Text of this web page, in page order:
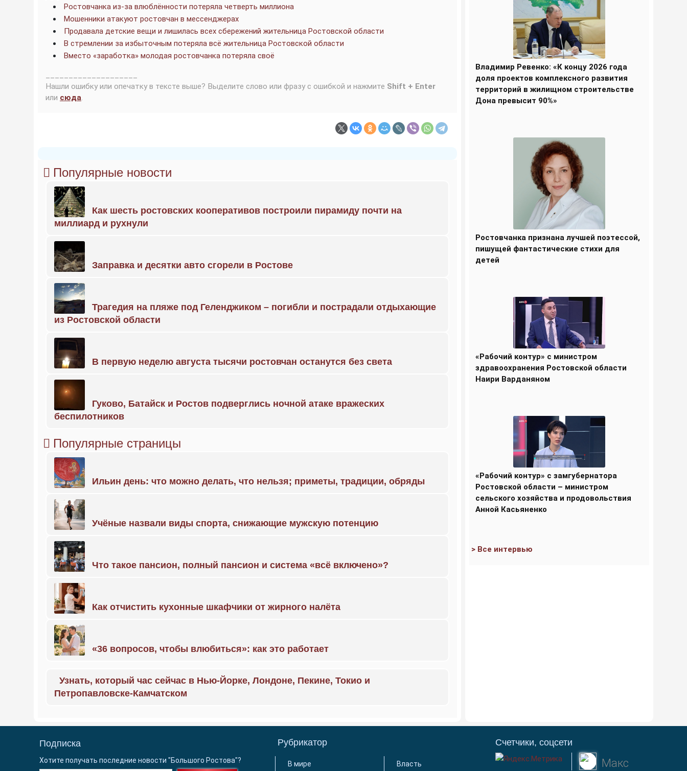
Ростовчанка из-за влюблённости потеряла четверть миллиона
Мошенники атакуют ростовчан в мессенджерах
Продавала детские вещи и лишилась всех сбережений жительница Ростовской области
В стремлении за избыточным потеряла всё жительница Ростовской области
Вместо «заработка» молодая ростовчанка потеряла своё
Нашли ошибку или опечатку в тексте выше? Выделите слово или фразу с ошибкой и нажмите Shift + Enter
или сюда.
Популярные новости
Как шесть ростовских кооперативов построили пирамиду почти на
миллиард и рухнули
Заправка и десятки авто сгорели в Ростове
Трагедия на пляже под Геленджиком – погибли и пострадали отдыхающие
из Ростовской области
В первую неделю августа тысячи ростовчан останутся без света
Гуково, Батайск и Ростов подверглись ночной атаке вражеских
беспилотников
Популярные страницы
Ильин день: что можно делать, что нельзя; приметы, традиции, обряды
Учёные назвали виды спорта, снижающие мужскую потенцию
Что такое пансион, полный пансион и система «всё включено»?
Как отчистить кухонные шкафчики от жирного налёта
«36 вопросов, чтобы влюбиться»: как это работает
Узнать, который час сейчас в Нью-Йорке, Лондоне, Пекине, Токио и
Петропавловске-Камчатском
Владимир Ревенко: «К концу 2026 года
доля проектов комплексного развития
территорий в жилищном строительстве
Дона превысит 90%»
Ростовчанка признана лучшей поэтессой,
пишущей фантастические стихи для
детей
«Рабочий контур» с министром
здравоохранения Ростовской области
Наири Варданяном
«Рабочий контур» с замгубернатора
Ростовской области – министром
сельского хозяйства и продовольствия
Анной Касьяненко
> Все интервью
Подписка
Хотите получать последние новости "Большого Ростова"?
Рубрикатор
В мире Власть
Счетчики, соцсети
Макс